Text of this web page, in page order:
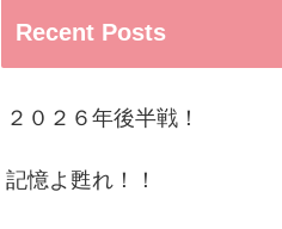
Recent Posts
２０２６年後半戦！
記憶よ甦れ！！